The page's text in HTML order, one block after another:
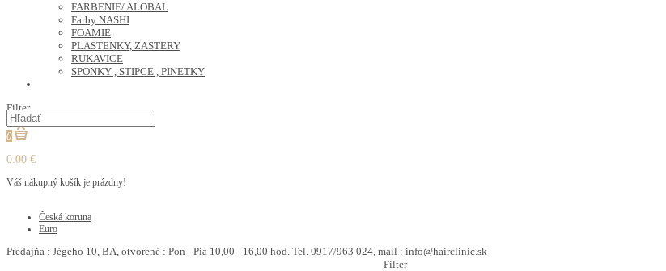
FARBENIE/ ALOBAL
Farby NASHI
FOAMIE
PLASTENKY, ZASTERY
RUKAVICE
SPONKY , STIPCE , PINETKY
Filter
0
0.00 €
Váš nákupný košík je prázdny!
Česká koruna
Euro
Predajňa : Jégeho 10, BA, otvorené : Pon - Pia 10,00 - 16,00 hod. Tel. 0917/963 024, mail : info@hairclinic.sk
Filter